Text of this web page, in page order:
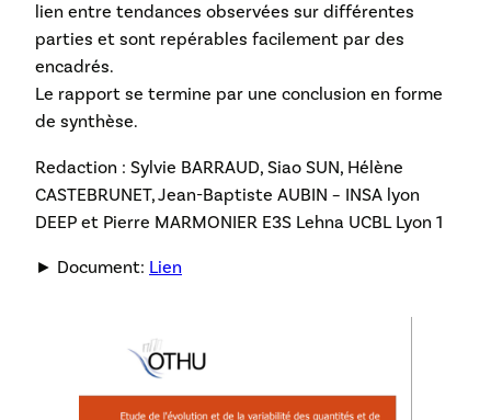
lien entre tendances observées sur différentes
parties et sont repérables facilement par des
encadrés.
Le rapport se termine par une conclusion en forme
de synthèse.
Redaction : Sylvie BARRAUD, Siao SUN, Hélène
CASTEBRUNET, Jean-Baptiste AUBIN – INSA lyon
DEEP et Pierre MARMONIER E3S Lehna UCBL Lyon 1
► Document: Lien